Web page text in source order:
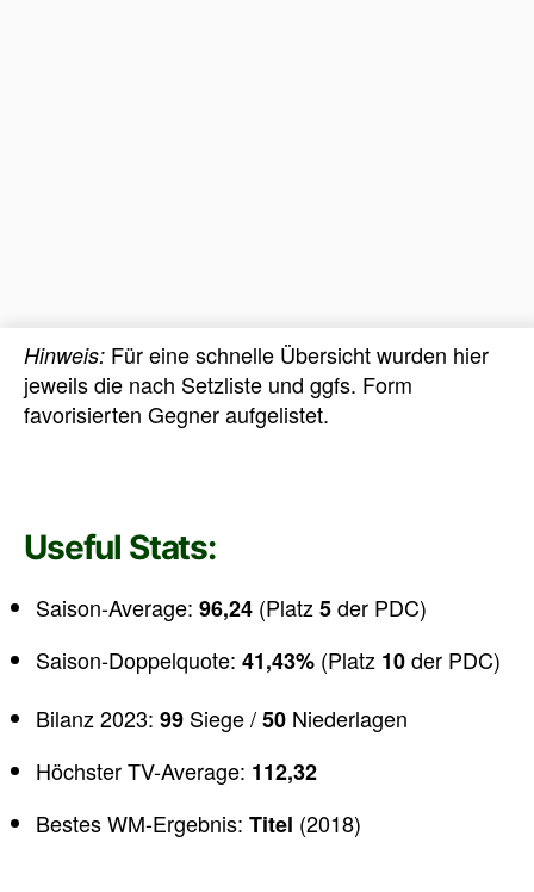
Hinweis: Für eine schnelle Übersicht wurden hier
jeweils die nach Setzliste und ggfs. Form
favorisierten Gegner aufgelistet.
Useful Stats:
Saison-Average: 96,24 (Platz 5der PDC)
Saison-Doppelquote: 41,43% (Platz 10der PDC)
Bilanz 2023: 99 Siege /50 Niederlagen
Höchster TV-Average: 112,32
Bestes WM-Ergebnis: Titel (2018)